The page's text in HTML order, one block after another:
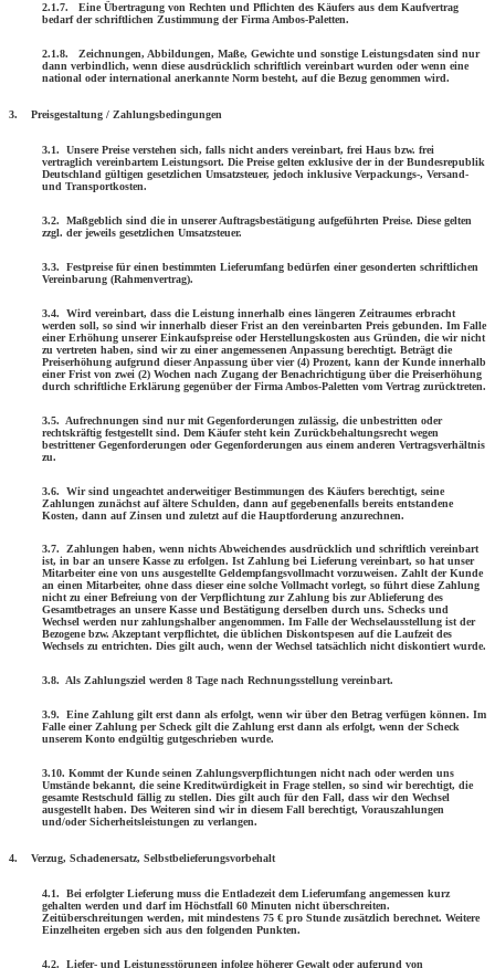
2.1.7. Eine Übertragung von Rechten und Pflichten des Käufers aus dem Kauf­vertrag
bedarf der schriftlichen Zustimmung der Firma Ambos-Paletten.
2.1.8. Zeichnungen, Abbildungen, Maße, Gewichte und sonstige Leistungsdaten sind nur
dann verbindlich, wenn diese ausdrücklich schriftlich vereinbart wurden oder wenn eine
national oder international anerkannte Norm besteht, auf die Bezug genommen wird.
3. Preisgestaltung / Zahlungsbedingungen
3.1. Unsere Preise verstehen sich, falls nicht anders vereinbart, frei Haus bzw. frei
vertraglich vereinbartem Leistungsort. Die Preise gelten exklusive der in der Bundesrepublik
Deutschland gültigen gesetz­lichen Umsatzsteuer, jedoch inklusive Verpackungs-, Versand-
und Transportkosten.
3.2. Maßgeblich sind die in unserer Auftragsbestätigung aufgeführten Preise. Diese gelten
zzgl. der jeweils gesetzlichen Umsatzsteuer.
3.3. Festpreise für einen bestimmten Lieferumfang bedürfen einer gesonderten schriftlichen
Vereinbarung (Rahmenvertrag).
3.4. Wird vereinbart, dass die Leistung innerhalb eines längeren Zeitraumes erbracht
werden soll, so sind wir innerhalb dieser Frist an den vereinbarten Preis gebunden. Im Falle
einer Erhöhung unserer Einkaufspreise oder Herstellungskosten aus Gründen, die wir nicht
zu vertreten haben, sind wir zu einer angemessenen Anpassung berechtigt. Beträgt die
Preiserhöhung aufgrund dieser Anpassung über vier (4) Prozent, kann der Kunde innerhalb
einer Frist von zwei (2) Wochen nach Zugang der Benachrichtigung über die Preiserhöhung
durch schriftliche Erklärung gegenüber der Firma Ambos-Paletten vom Vertrag zurücktreten.
3.5. Aufrechnungen sind nur mit Gegenforderungen zulässig, die unbe­strit­ten oder
rechtskräftig festgestellt sind. Dem Käufer steht kein Zurückbehaltungsrecht wegen
bestrittener Gegenforderungen oder Gegenforderungen aus einem anderen Vertragsverhältnis
zu.
3.6. Wir sind ungeachtet anderweitiger Bestimmungen des Käufers berechtigt, seine
Zahlungen zunächst auf ältere Schulden, dann auf gegebenenfalls bereits entstandene
Kosten, dann auf Zinsen und zuletzt auf die Hauptforderung anzurechnen.
3.7. Zahlungen haben, wenn nichts Abweichendes ausdrücklich und schriftlich vereinbart
ist, in bar an unsere Kasse zu erfolgen. Ist Zahlung bei Lieferung vereinbart, so hat unser
Mitarbeiter eine von uns ausgestellte Geldempfangsvollmacht vorzuweisen. Zahlt der Kunde
an einen Mitarbeiter, ohne dass dieser eine solche Vollmacht vorlegt, so führt diese Zahlung
nicht zu einer Befreiung von der Verpflichtung zur Zahlung bis zur Ablieferung des
Gesamtbetrages an unsere Kasse und Bestätigung derselben durch uns. Schecks und
Wechsel werden nur zahlungshalber angenommen. Im Falle der Wechselausstellung ist der
Bezogene bzw. Akzeptant verpflichtet, die üblichen Diskontspesen auf die Laufzeit des
Wechsels zu entrichten. Dies gilt auch, wenn der Wechsel tatsächlich nicht diskontiert wurde.
3.8. Als Zahlungsziel werden 8 Tage nach Rechnungsstellung vereinbart.
3.9. Eine Zahlung gilt erst dann als erfolgt, wenn wir über den Betrag verfügen können. Im
Falle einer Zahlung per Scheck gilt die Zahlung erst dann als erfolgt, wenn der Scheck
unserem Konto endgültig gutgeschrieben wurde.
3.10. Kommt der Kunde seinen Zahlungsverpflichtungen nicht nach oder werden uns
Umstände bekannt, die seine Kreditwürdigkeit in Frage stellen, so sind wir berechtigt, die
gesamte Restschuld fällig zu stellen. Dies gilt auch für den Fall, dass wir den Wechsel
ausgestellt haben. Des Weiteren sind wir in diesem Fall berechtigt, Vorauszahlungen
und/oder Sicherheitsleistungen zu verlangen.
4. Verzug, Schadenersatz, Selbstbelieferungsvorbehalt
4.1. Bei erfolgter Lieferung muss die Entladezeit dem Lieferumfang angemessen kurz
gehalten werden und darf im Höchstfall 60 Minuten nicht überschreiten.
Zeitüberschreitungen werden, mit mindestens 75 € pro Stunde zusätzlich berechnet. Weitere
Einzelheiten ergeben sich aus den folgenden Punkten.
4.2. Liefer- und Leistungsstörungen infolge höherer Gewalt oder aufgrund von